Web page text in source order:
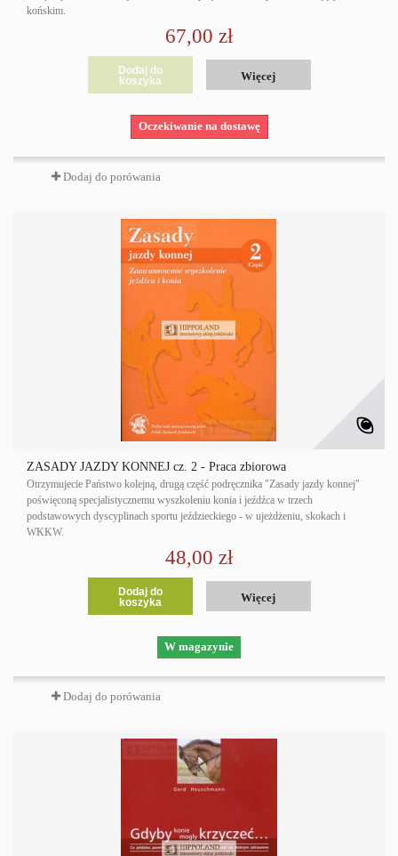
końskim.
67,00 zł
Dodaj do
koszyka
Więcej
Oczekiwanie na dostawę
Dodaj do porówania
ZASADY JAZDY KONNEJ cz. 2 - Praca zbiorowa
Otrzymujecie Państwo kolejną, drugą część podręcznika "Zasady jazdy konnej"
poświęconą specjalistycznemu wyszkoleniu konia i jeźdźca w trzech
podstawowych dyscyplinach sportu jeździeckiego - w ujeżdżeniu, skokach i
WKKW.
48,00 zł
Dodaj do
koszyka
Więcej
W magazynie
Dodaj do porówania